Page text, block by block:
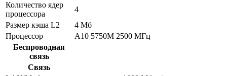
Количество ядер
процессора
4
Размер кэша L2
4 Мб
Процессор
A10 5750M 2500 МГц
Беспроводная
связь
Связь